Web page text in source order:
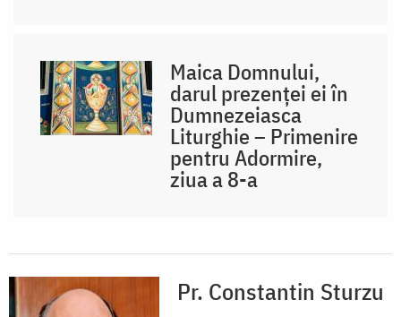
Maica Domnului,
darul prezenței ei în
Dumnezeiasca
Liturghie – Primenire
pentru Adormire,
ziua a 8-a
Pr. Constantin Sturzu